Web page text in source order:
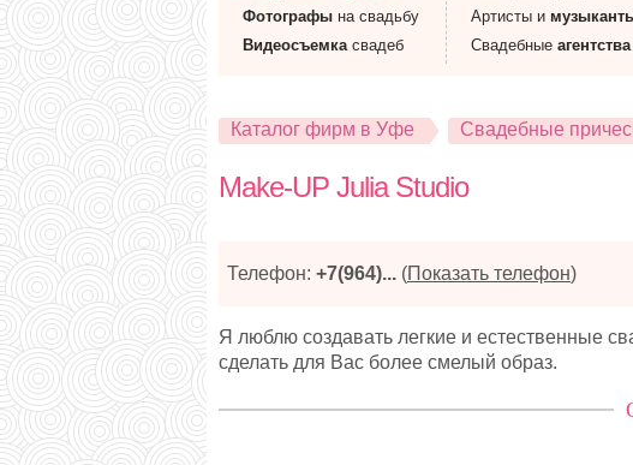
Фотографы на свадьбу
Видеосъемкасвадеб
Артисты и
Свадебные агентства
Каталог фирм в Уфе Свадебные
Make-UP Julia Studio
Телефон: +7(964)... (Показать телефон)
Я люблю создавать легкие и естественные
сделать для Вас более смелый образ.